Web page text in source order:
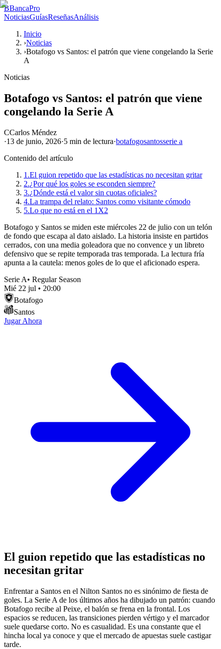
BBancaPro
NoticiasGuíasReseñasAnálisis
Inicio
›Noticias
›Botafogo vs Santos: el patrón que viene congelando la Serie
A
Noticias
Botafogo vs Santos: el patrón que viene
congelando la Serie A
CCarlos Méndez
·13 de junio, 2026·5 min de lectura·botafogosantosserie a
Contenido del artículo
1.El guion repetido que las estadísticas no necesitan gritar
2.¿Por qué los goles se esconden siempre?
3.¿Dónde está el valor sin cuotas oficiales?
4.La trampa del relato: Santos como visitante cómodo
5.Lo que no está en el 1X2
Botafogo y Santos se miden este miércoles 22 de julio con un telón
de fondo que escapa al dato aislado. La historia insiste en partidos
cerrados, con una media goleadora que no convence y un libreto
defensivo que se repite temporada tras temporada. La lectura fría
apunta a la cautela: menos goles de lo que el aficionado espera.
Serie A• Regular Season
Mié 22 jul • 20:00
Botafogo
Santos
Jugar Ahora
El guion repetido que las estadísticas no
necesitan gritar
Enfrentar a Santos en el Nilton Santos no es sinónimo de fiesta de
goles. La Serie A de los últimos años ha dibujado un patrón: cuando
Botafogo recibe al Peixe, el balón se frena en la frontal. Los
espacios se reducen, las transiciones pierden vértigo y el marcador
suele quedarse corto. No es casualidad. Es una constante que el
hincha local ya conoce y que el mercado de apuestas suele castigar
tarde.